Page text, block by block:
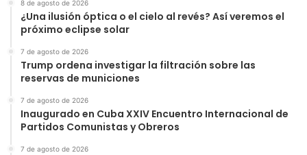
8 de agosto de 2026
¿Una ilusión óptica o el cielo al revés? Así veremos el
próximo eclipse solar
7 de agosto de 2026
Trump ordena investigar la filtración sobre las
reservas de municiones
7 de agosto de 2026
Inaugurado en Cuba XXIV Encuentro Internacional de
Partidos Comunistas y Obreros
7 de agosto de 2026